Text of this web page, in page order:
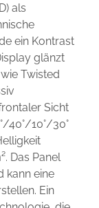
als
ein Kontrast
glänzt
Twisted
Sicht
40°/10°/30°
Das Panel
kann eine
Ein